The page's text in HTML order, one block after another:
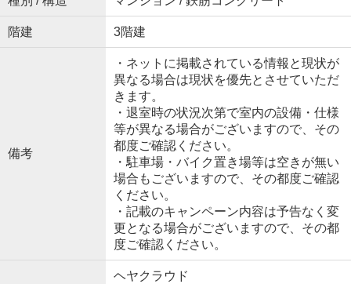
階建 3階建
備考
・ネットに掲載されている情報と現状が
異なる場合は現状を優先とさせていただ
きます。
・退室時の状況次第で室内の設備・仕様
等が異なる場合がございますので、その
都度ご確認ください。
・駐車場・バイク置き場等は空きが無い
場合もございますので、その都度ご確認
ください。
・記載のキャンペーン内容は予告なく変
更となる場合がございますので、その都
度ご確認ください。
ヘヤクラウド